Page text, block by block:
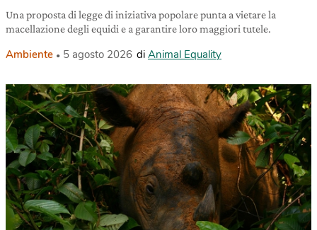
Una proposta di legge di iniziativa popolare punta a vietare la
macellazione degli equidi e a garantire loro maggiori tutele.
Ambiente 5 agosto 2026 di Animal Equality